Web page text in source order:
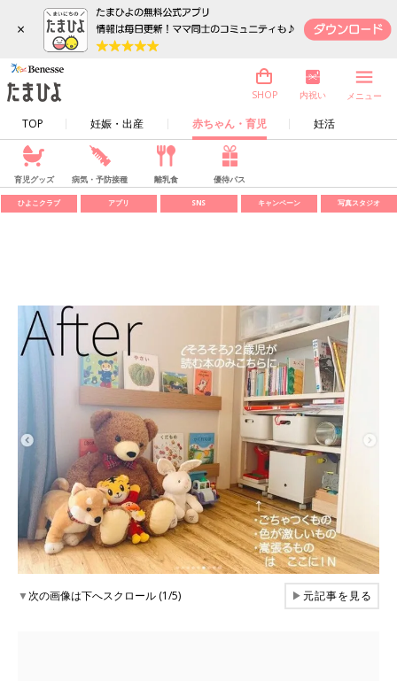
×
TOP 妊娠・出産 赤ちゃん・育児 妊活
SHOP 内祝い メニュー
育児グッズ 病気・予防接種 離乳食 優待パス
ひよこクラブ アプリ SNS キャンペーン 写真スタジオ
▼次の画像は下へスクロール (1/5) ▶元記事を見る